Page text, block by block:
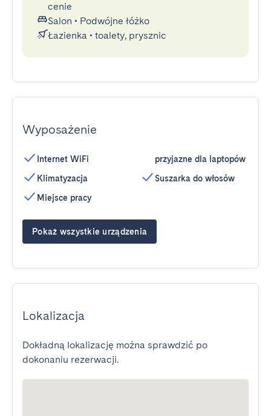
cenie
Salon • Podwójne łóżko
Łazienka • toalety, prysznic
Wyposażenie
Internet WiFi
Klimatyzacja
Miejsce pracy
przyjazne dla laptopów
Suszarka do włosów
Pokaż wszystkie urządzenia
Lokalizacja
Dokładną lokalizację można sprawdzić po
dokonaniu rezerwacji.